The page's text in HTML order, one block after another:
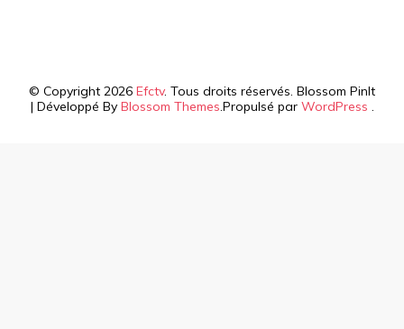
© Copyright 2026 Efctv. Tous droits réservés. Blossom PinIt
| Développé By Blossom Themes .Propulsé par WordPress